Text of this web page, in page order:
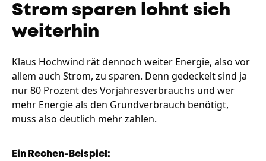
Strom sparen lohnt sich
weiterhin
Klaus Hochwind rät dennoch weiter Energie, also vor
allem auch Strom, zu sparen. Denn gedeckelt sind ja
nur 80 Prozent des Vorjahresverbrauchs und wer
mehr Energie als den Grundverbrauch benötigt,
muss also deutlich mehr zahlen.
Ein Rechen-Beispiel: